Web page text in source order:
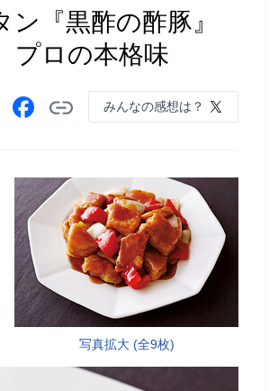
『黒酢の酢豚』
プロの本格味
みんなの感想は？
写真拡大 (全9枚)